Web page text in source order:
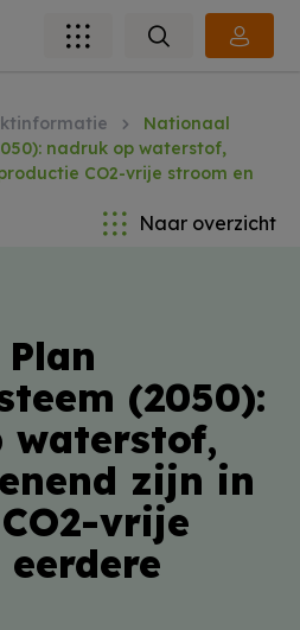
Nationaal
nadruk op waterstof,
CO2-vrije stroom en
Naar overzicht
(2050):
waterstof,
zijn in
vrije